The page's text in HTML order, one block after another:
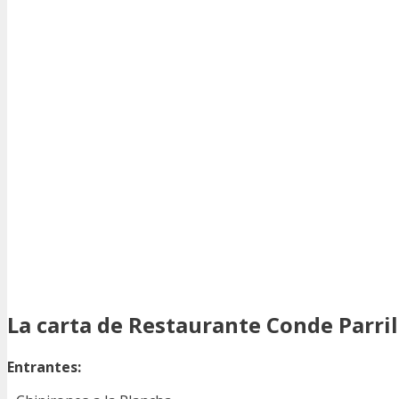
La carta de Restaurante Conde
Entrantes: